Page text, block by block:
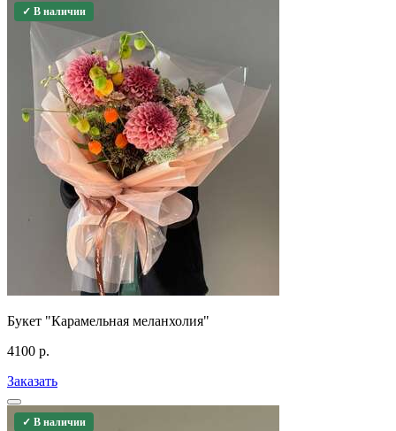
✓ В наличии
Букет "Карамельная меланхолия"
4100 р.
Заказать
✓ В наличии